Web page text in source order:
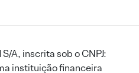
A, inscrita sob o CNPJ:
instituição financeira